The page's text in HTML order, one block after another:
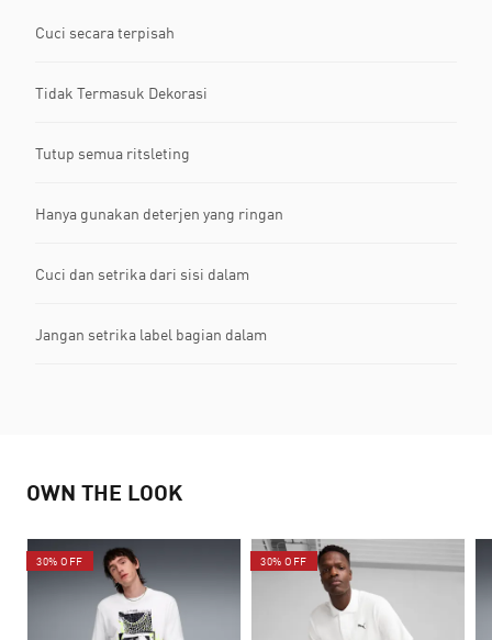
Cuci secara terpisah
Tidak Termasuk Dekorasi
Tutup semua ritsleting
Hanya gunakan deterjen yang ringan
Cuci dan setrika dari sisi dalam
Jangan setrika label bagian dalam
OWN THE LOOK
30% OFF 30% OFF